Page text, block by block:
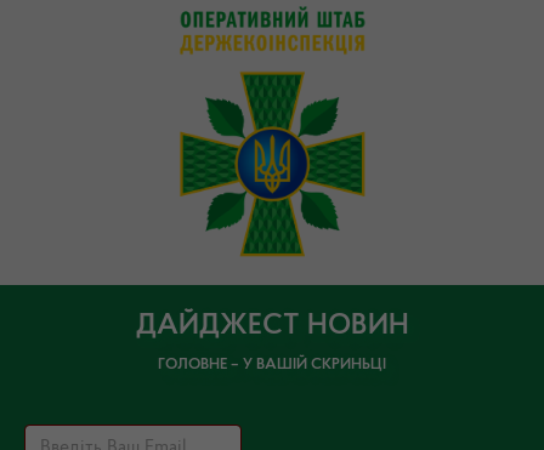
ДАЙДЖЕСТ НОВИН
ГОЛОВНЕ – У ВАШІЙ СКРИНЬЦІ